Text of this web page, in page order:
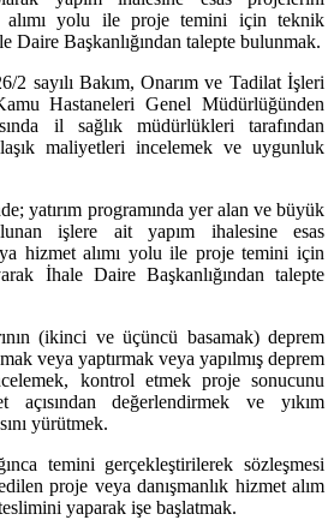
alımı yolu ile proje temini için teknik
Daire Başkanlığından talepte bulunmak.
2 sayılı Bakım, Onarım ve Tadilat İşleri
Hastaneleri Genel Müdürlüğünden
il sağlık müdürlükleri tarafından
maliyetleri incelemek ve uygunluk
yatırım programında yer alan ve büyük
işlere ait yapım ihalesine esas
hizmet alımı yolu ile proje temini için
İhale Daire Başkanlığından talepte
(ikinci ve üçüncü basamak) deprem
veya yaptırmak veya yapılmış deprem
kontrol etmek proje sonucunu
açısından değerlendirmek ve yıkım
yürütmek.
temini gerçekleştirilerek sözleşmesi
proje veya danışmanlık hizmet alım
yaparak işe başlatmak.